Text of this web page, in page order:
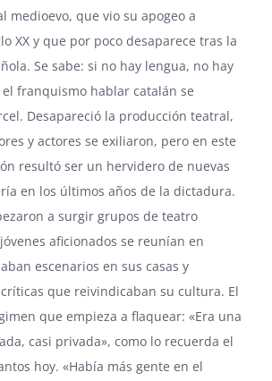
medioevo, que vio su apogeo a
XX y que por poco desaparece tras la
Se sabe: si no hay lengua, no hay
franquismo hablar catalán se
Desapareció la producción teatral,
y actores se exiliaron, pero en este
resultó ser un hervidero de nuevas
en los últimos años de la dictadura.
a surgir grupos de teatro
aficionados se reunían en
escenarios en sus casas y
que reivindicaban su cultura. El
que empieza a flaquear: «Era una
casi privada», como lo recuerda el
hoy. «Había más gente en el